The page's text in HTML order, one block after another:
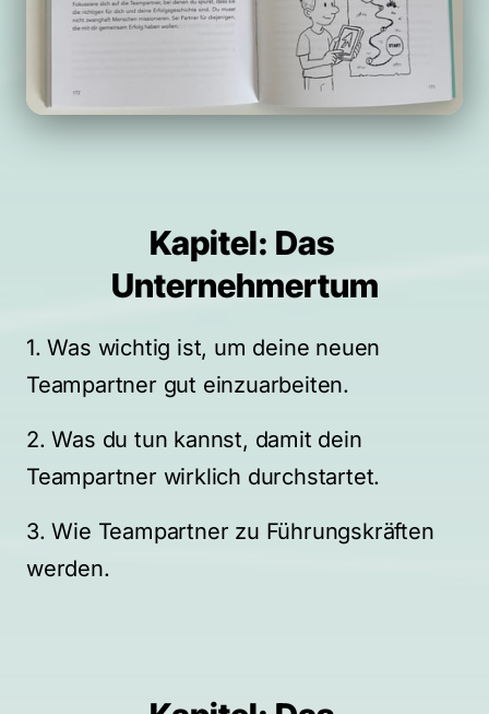
Kapitel: Das
Unternehmertum
1. Was wichtig ist, um deine neuen
Teampartner gut einzuarbeiten.
2. Was du tun kannst, damit dein
Teampartner wirklich durchstartet.
3. Wie Teampartner zu Führungskräften
werden.